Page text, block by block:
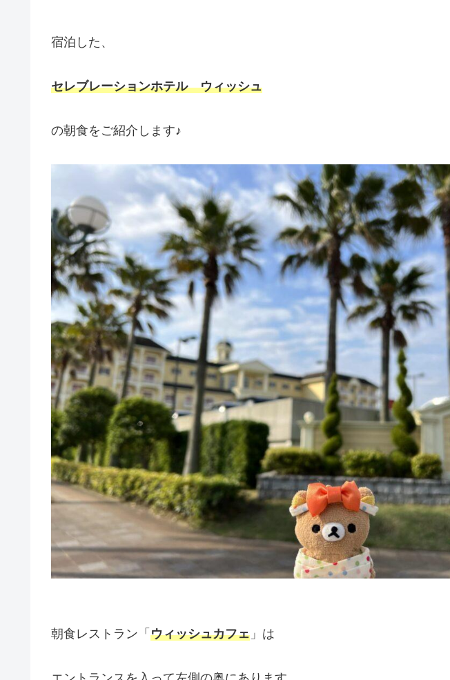
宿泊した、
セレブレーションホテル ウィッシュ
の朝食をご紹介します♪
朝食レストラン「 ウィッシュカフェ 」は